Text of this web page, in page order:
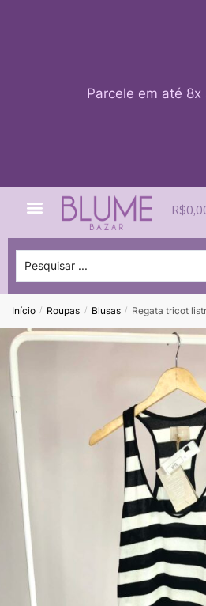
Parcele em até 8x
R$
Início / Roupas / Blusas / Regata tricot